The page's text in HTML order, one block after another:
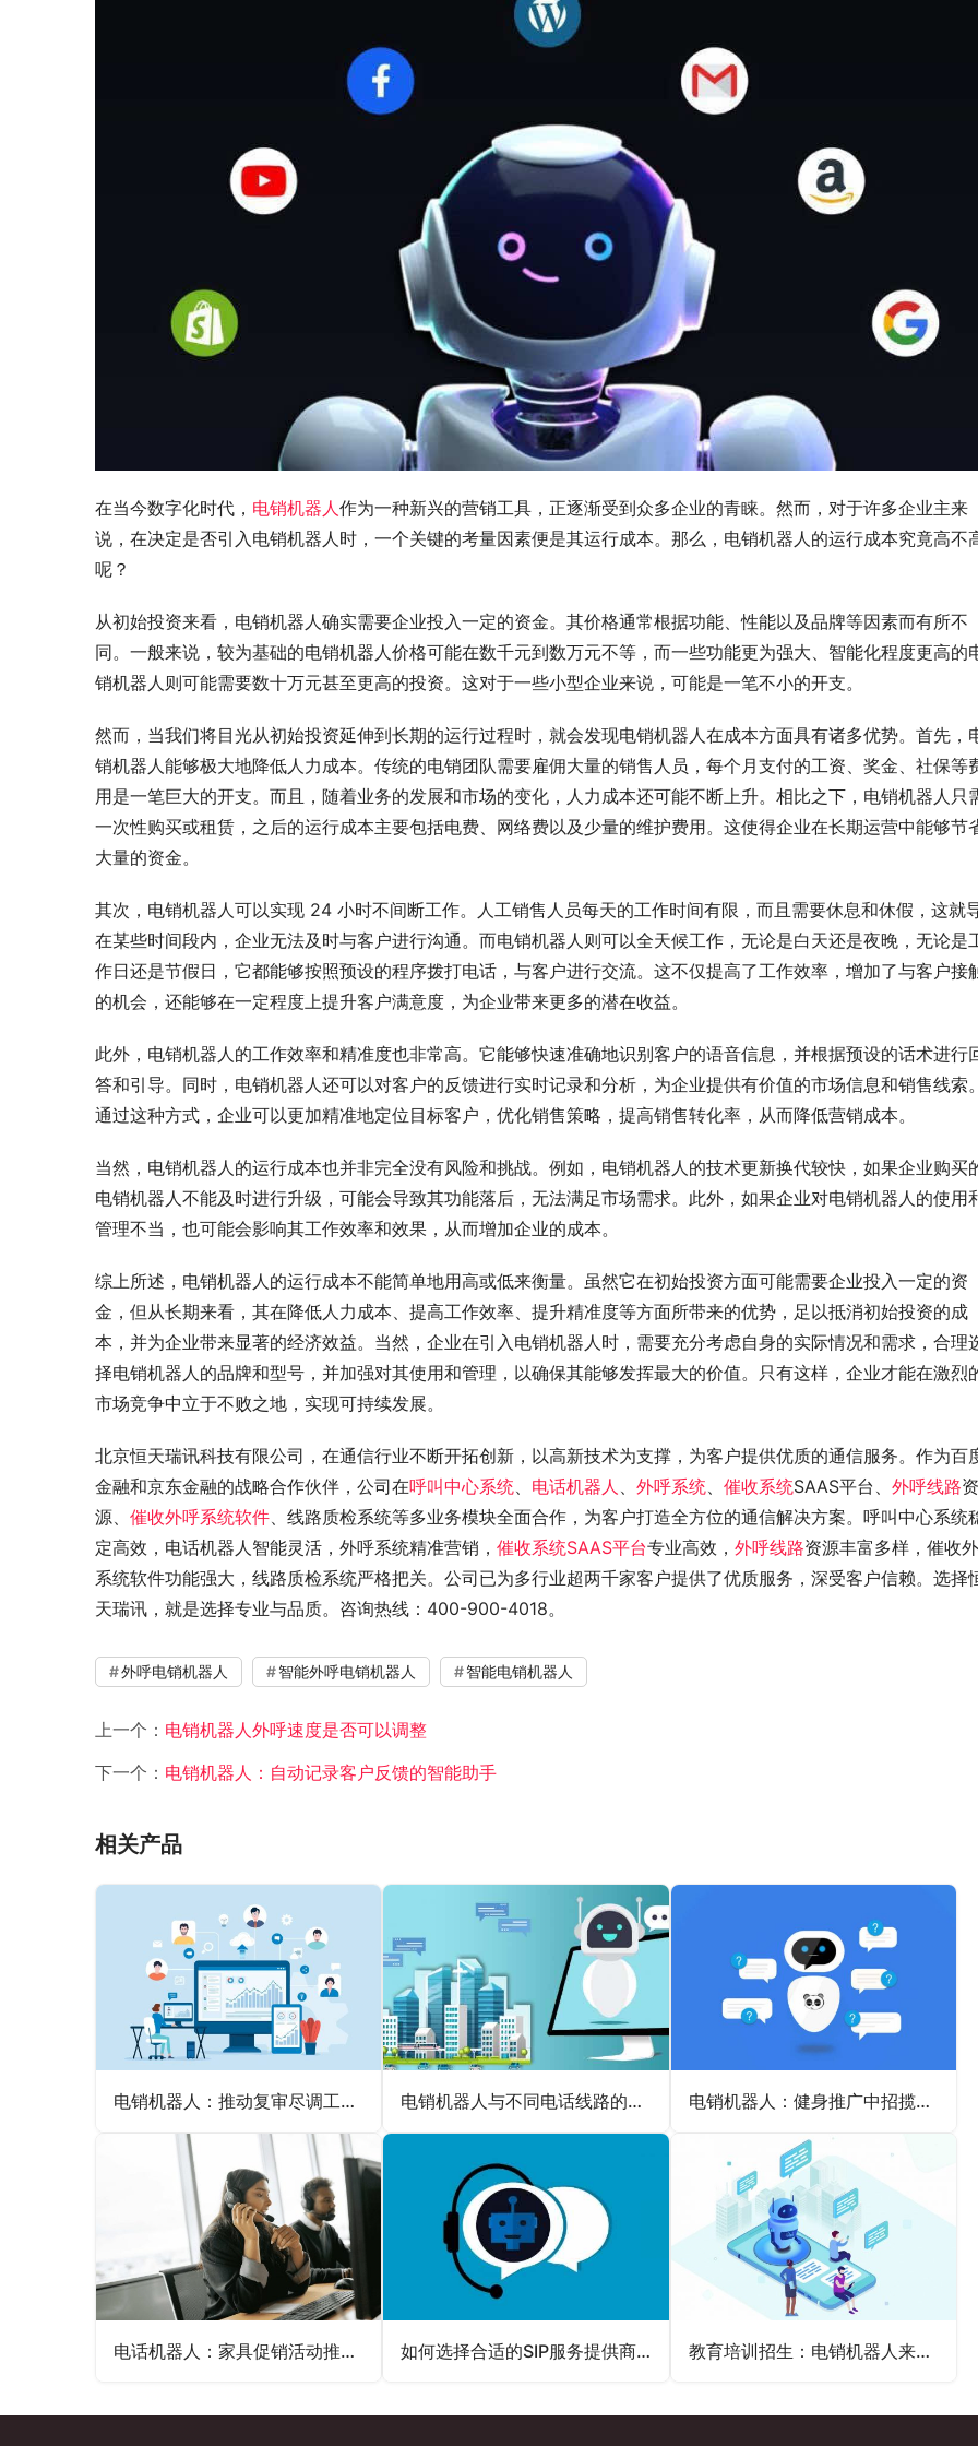
在当今数字化时代， 电销机器人作为一种新兴的营销工具，正逐渐受到众多企业的青睐。然而，对于许多企业主来
说，在决定是否引入电销机器人时，一个关键的考量因素便是其运行成本。那么，电销机器人的运行成本究竟高不
呢？
从初始投资来看，电销机器人确实需要企业投入一定的资金。其价格通常根据功能、性能以及品牌等因素而有所不
同。一般来说，较为基础的电销机器人价格可能在数千元到数万元不等，而一些功能更为强大、智能化程度更高的
销机器人则可能需要数十万元甚至更高的投资。这对于一些小型企业来说，可能是一笔不小的开支。
然而，当我们将目光从初始投资延伸到长期的运行过程时，就会发现电销机器人在成本方面具有诸多优势。首先，
销机器人能够极大地降低人力成本。传统的电销团队需要雇佣大量的销售人员，每个月支付的工资、奖金、社保等
用是一笔巨大的开支。而且，随着业务的发展和市场的变化，人力成本还可能不断上升。相比之下，电销机器人只
一次性购买或租赁，之后的运行成本主要包括电费、网络费以及少量的维护费用。这使得企业在长期运营中能够节
大量的资金。
其次，电销机器人可以实现 24 小时不间断工作。人工销售人员每天的工作时间有限，而且需要休息和休假，这就
在某些时间段内，企业无法及时与客户进行沟通。而电销机器人则可以全天候工作，无论是白天还是夜晚，无论是
作日还是节假日，它都能够按照预设的程序拨打电话，与客户进行交流。这不仅提高了工作效率，增加了与客户接
的机会，还能够在一定程度上提升客户满意度，为企业带来更多的潜在收益。
此外，电销机器人的工作效率和精准度也非常高。它能够快速准确地识别客户的语音信息，并根据预设的话术进行
答和引导。同时，电销机器人还可以对客户的反馈进行实时记录和分析，为企业提供有价值的市场信息和销售线索。
通过这种方式，企业可以更加精准地定位目标客户，优化销售策略，提高销售转化率，从而降低营销成本。
当然，电销机器人的运行成本也并非完全没有风险和挑战。例如，电销机器人的技术更新换代较快，如果企业购买
电销机器人不能及时进行升级，可能会导致其功能落后，无法满足市场需求。此外，如果企业对电销机器人的使用
管理不当，也可能会影响其工作效率和效果，从而增加企业的成本。
综上所述，电销机器人的运行成本不能简单地用高或低来衡量。虽然它在初始投资方面可能需要企业投入一定的资
金，但从长期来看，其在降低人力成本、提高工作效率、提升精准度等方面所带来的优势，足以抵消初始投资的成
本，并为企业带来显著的经济效益。当然，企业在引入电销机器人时，需要充分考虑自身的实际情况和需求，合理
择电销机器人的品牌和型号，并加强对其使用和管理，以确保其能够发挥最大的价值。只有这样，企业才能在激烈
市场竞争中立于不败之地，实现可持续发展。
北京恒天瑞讯科技有限公司，在通信行业不断开拓创新，以高新技术为支撑，为客户提供优质的通信服务。作为百
金融和京东金融的战略合作伙伴，公司在呼叫中心系统、 电话机器人 、 外呼系统、 催收系统SAAS平台、 外呼线路资
源、 催收外呼系统软件、线路质检系统等多业务模块全面合作，为客户打造全方位的通信解决方案。呼叫中心系统
定高效，电话机器人智能灵活，外呼系统精准营销， 催收系统SAAS平台专业高效， 外呼线路资源丰富多样，催收
系统软件功能强大，线路质检系统严格把关。公司已为多行业超两千家客户提供了优质服务，深受客户信赖。选择
天瑞讯，就是选择专业与品质。咨询热线：400-900-4018。
外呼电销机器人 智能外呼电销机器人 智能电销机器人
上一个： 电销机器人外呼速度是否可以调整
下一个： 电销机器人：自动记录客户反馈的智能助手
相关产品
电销机器人：推动复审尽调工作精准升级 电销机器人与不同电话线路的适应性 电销机器人：健身推广中招揽会员的得力助手
电话机器人：家具促销活动推广的吸睛利器 如何选择合适的SIP服务提供商？ 教育培训招生：电销机器人来帮忙